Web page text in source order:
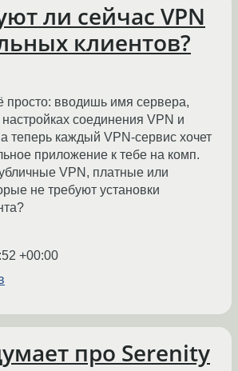
ли сейчас VPN
клиентов?
просто: вводишь имя сервера,
соединения VPN и
теперь каждый VPN-сервис хочет
приложение к тебе на комп.
VPN, платные или
не требуют установки
+00:00
про Serenity